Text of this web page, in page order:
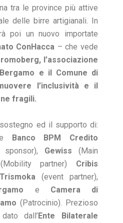
tra le province più attive
delle birre artigianali. In
poi un nuovo importate
ConHacca – che vede
l’associazione
e il Comune di
l’inclusività e il
fragili.
ed il supporto di:
Banco BPM Credito
sponsor), Gewiss (Main
partner) Cribis
Trismoka (event partner),
e Camera di
(Patrocinio). Prezioso
dall’Ente Bilaterale